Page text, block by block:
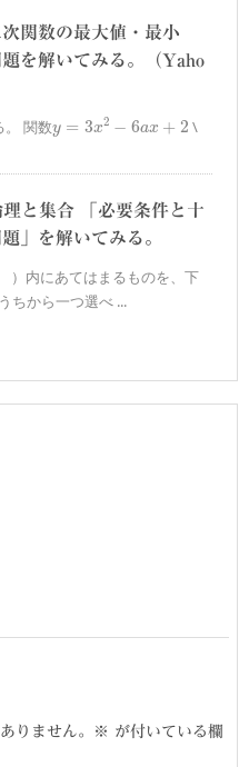
関数の最大値・最小
を解いてみる。（Yaho
。 関数 x2 − x
\
理と集合 「必要条件と十
題」を解いてみる。
にあてはまるものを、下
ちから一つ選べ ...
りません。 ※ が付いている欄